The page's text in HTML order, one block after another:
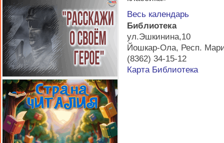
Весь календарь
Библиотека
ул.Эшкинина,10
Йошкар-Ола, Респ.
(8362) 34-15-12
Карта Библиотека